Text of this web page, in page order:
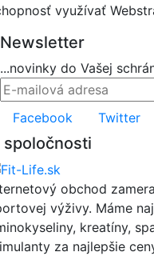
využívať
Newsletter
...novinky do Vašej
Facebook
Twitter
spoločnosti
obchod
výživy. Máme
kreatíny,
za najlepšie